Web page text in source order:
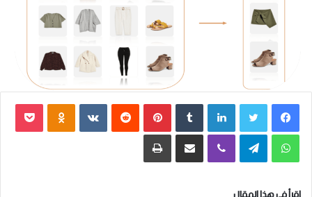
فيسبوكتويتر لينكدإن بينتيريست
واتساب تيلقرام ڤايبر مشاركة عبر البريد طباعة